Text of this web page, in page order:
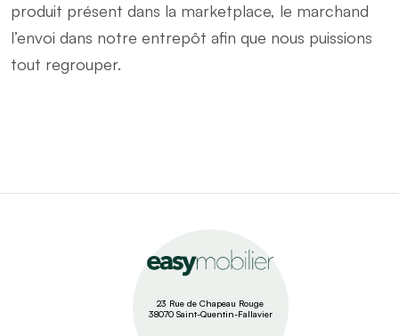
produit présent dans la marketplace, le marchand
l’envoi dans notre entrepôt afin que nous puissions
tout regrouper.
23 Rue de Chapeau Rouge
38070 Saint-Quentin-Fallavier